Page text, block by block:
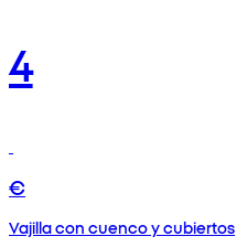
4
€
Vajilla con cuenco y cubiertos